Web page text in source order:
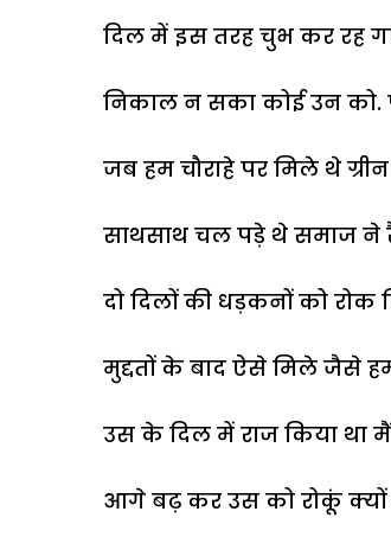
दिल में इस तरह चुभ कर रह
निकाल न सका कोई उन को.
जब हम चौराहे पर मिले थे
साथसाथ चल पड़े थे समाज ने
दो दिलों की धड़कनों को रोक
मुद्दतों के बाद ऐसे मिले जैसे
उस के दिल में राज किया था
आगे बढ़ कर उस को रोकूं